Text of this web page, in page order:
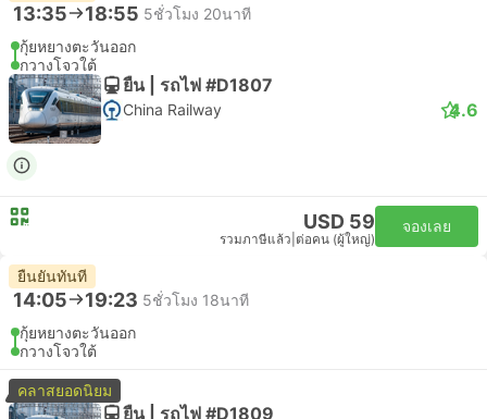
13:35 18:55 5ชั่วโมง 20นาที
กุ้ยหยางตะวันออก
กวางโจวใต้
ยืน | รถไฟ #D1807
China Railway 4.6
USD 59
รวมภาษีแล้ว ต่อคน (ผู้ใหญ่)
จองเลย
ยืนยันทันที
14:05 19:23 5ชั่วโมง 18นาที
กุ้ยหยางตะวันออก
กวางโจวใต้
คลาสยอดนิยม
ยืน | รถไฟ #D1809